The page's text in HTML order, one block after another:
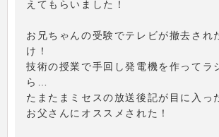
えてもらいました！
お兄ちゃんの受験でテレビが撤去され
け！
技術の授業で手回し発電機を作ってラ
ら…
たまたまミセスの放送後記が目に入っ
お父さんにオススメされた！